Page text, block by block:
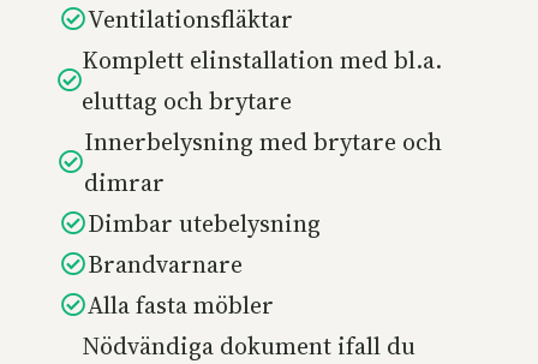
Ventilationsfläktar
Komplett elinstallation med bl.a.
eluttag och brytare
Innerbelysning med brytare och
dimrar
Dimbar utebelysning
Brandvarnare
Alla fasta möbler
Nödvändiga dokument ifall du